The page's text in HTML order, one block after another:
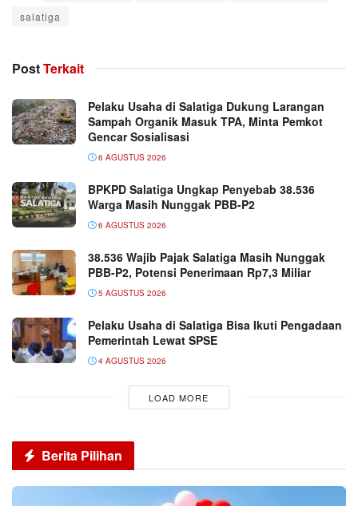
salatiga
PostTerkait
Pelaku Usaha di Salatiga Dukung Larangan
Sampah Organik Masuk TPA, Minta Pemkot
Gencar Sosialisasi
6 AGUSTUS 2026
BPKPD Salatiga Ungkap Penyebab 38.536
Warga Masih Nunggak PBB-P2
6 AGUSTUS 2026
38.536 Wajib Pajak Salatiga Masih Nunggak
PBB-P2, Potensi Penerimaan Rp7,3 Miliar
5 AGUSTUS 2026
Pelaku Usaha di Salatiga Bisa Ikuti Pengadaan
Pemerintah Lewat SPSE
4 AGUSTUS 2026
LOAD MORE
Berita Pilihan